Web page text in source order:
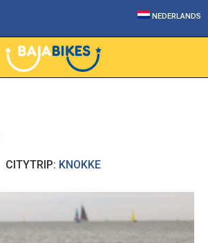
NEDERLANDS
CITYTRIP: KNOKKE